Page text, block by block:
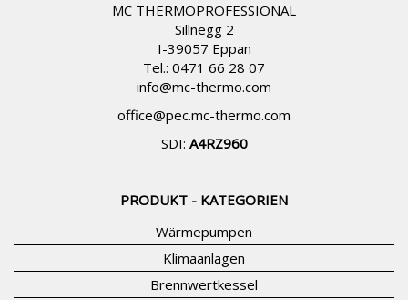
MC THERMOPROFESSIONAL
Sillnegg 2
I-39057 Eppan
Tel.: 0471 66 28 07
info@mc-thermo.com
office@pec.mc-thermo.com
SDI: A4RZ960
PRODUKT - KATEGORIEN
Wärmepumpen
Klimaanlagen
Brennwertkessel